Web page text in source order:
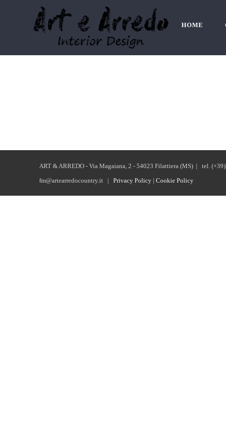
HOME
ART & ARREDO - Via Magaiana, 2 - 54023 Filattiera (MS) | tel.
fm@artearredocountry.it |Privacy Policy |Cookie Policy